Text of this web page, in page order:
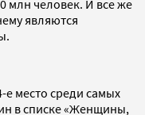
млн человек. И все же
являются
е место среди самых
в списке «Женщины,